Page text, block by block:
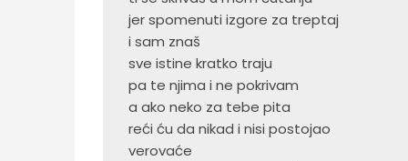
jer spomenuti izgore za treptaj
i sam znaš
sve istine kratko traju
pa te njima i ne pokrivam
a ako neko za tebe pita
reći ću da nikad i nisi postojao
verovaće